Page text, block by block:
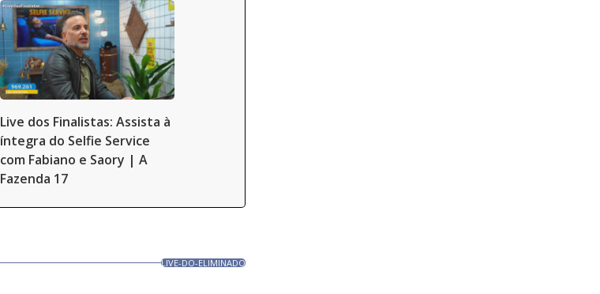
Live dos Finalistas: Assista à
íntegra do Selfie Service
com Fabiano e Saory | A
Fazenda 17
LIVE-DO-ELIMINADO